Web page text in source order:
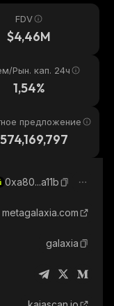
FDV
$4,46M
Рын. кап. 24ч
1,54%
предложение
0xa80...a11b
metagalaxia.com
galaxia